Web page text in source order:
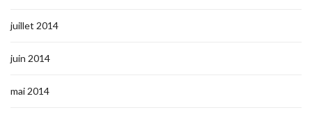
juillet 2014
juin 2014
mai 2014